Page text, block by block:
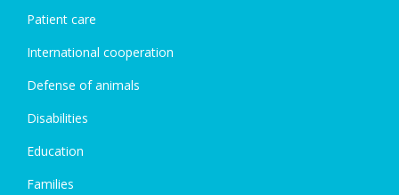
Patient care
International cooperation
Defense of animals
Disabilities
Education
Families